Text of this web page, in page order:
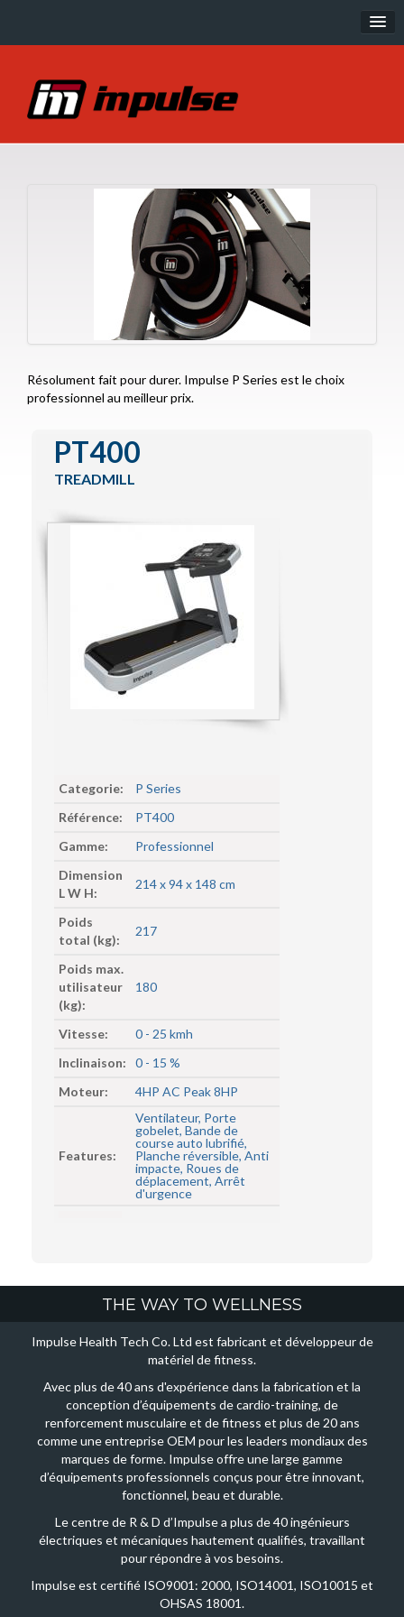
Musculation
IT Line
P Series
IZone
Special Lines
Encore Series
Résolument fait pour durer. Impulse P Series est le choix
professionnel au meilleur prix.
PT400
TREADMILL
Categorie:
P Series
Référence:
PT400
Gamme:
Professionnel
Dimension
L W H:
214 x 94 x 148 cm
Poids
total (kg):
217
Poids max.
utilisateur
(kg):
180
Vitesse:
0 - 25 kmh
Inclinaison:
0 - 15 %
Moteur:
4HP AC Peak 8HP
Features:
Ventilateur, Porte
gobelet, Bande de
course auto lubrifié,
Planche réversible, Anti
impacte, Roues de
déplacement, Arrêt
d'urgence
THE WAY TO WELLNESS
Impulse Health Tech Co. Ltd est fabricant et développeur de
matériel de fitness.
Avec plus de 40 ans d'expérience dans la fabrication et la
conception d’équipements de cardio-training, de
renforcement musculaire et de fitness et plus de 20 ans
comme une entreprise OEM pour les leaders mondiaux des
marques de forme. Impulse offre une large gamme
d’équipements professionnels conçus pour être innovant,
fonctionnel, beau et durable.
Le centre de R & D d’Impulse a plus de 40 ingénieurs
électriques et mécaniques hautement qualifiés, travaillant
pour répondre à vos besoins.
Impulse est certifié ISO9001: 2000, ISO14001, ISO10015 et
OHSAS 18001.